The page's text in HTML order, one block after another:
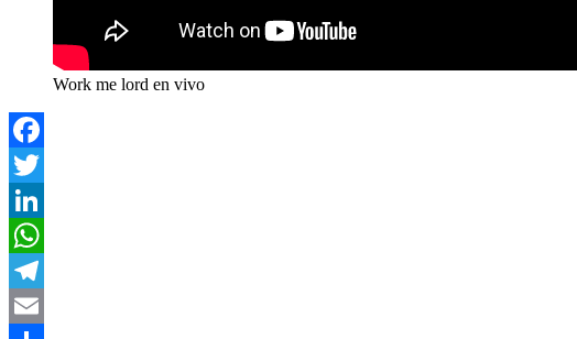
Work me lord en vivo
Facebook
Twitter
LinkedIn
WhatsApp
Telegram